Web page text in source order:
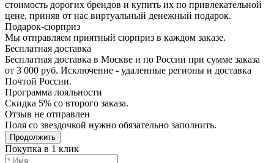
стоимость дорогих брендов и купить их по привлекательной
цене, приняв от нас виртуальный денежный подарок.
Подарoк-сюрприз
Мы отправляем приятный сюрприз в каждом заказе.
Бесплатная доставка
Бесплатная доставка в Москве и по России при сумме заказа
от 3 000 руб. Исключение - удаленные регионы и доставка
Почтой России.
Программа лояльности
Скидка 5% со второго заказа.
Отзыв не отправлен
Поля со звездочкой нужно обязательно заполнить.
Продолжить
Покупка в 1 клик